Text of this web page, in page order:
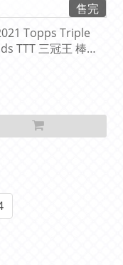
售完
Topps Triple
TTT 三冠王 棒球